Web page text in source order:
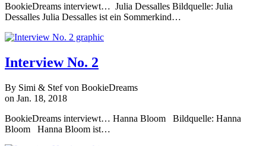
BookieDreams interviewt… Julia Dessalles Bildquelle: Julia
Dessalles Julia Dessalles ist ein Sommerkind…
Interview No. 2
By Simi & Stef von BookieDreams
on Jan. 18, 2018
BookieDreams interviewt… Hanna Bloom Bildquelle: Hanna
Bloom Hanna Bloom ist…